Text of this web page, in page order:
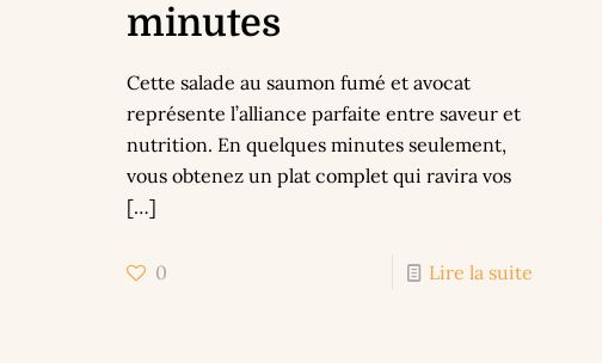
minutes
Cette salade au saumon fumé et avocat
représente l’alliance parfaite entre saveur et
nutrition. En quelques minutes seulement,
vous obtenez un plat complet qui ravira vos
[…]
0 Lire la suite